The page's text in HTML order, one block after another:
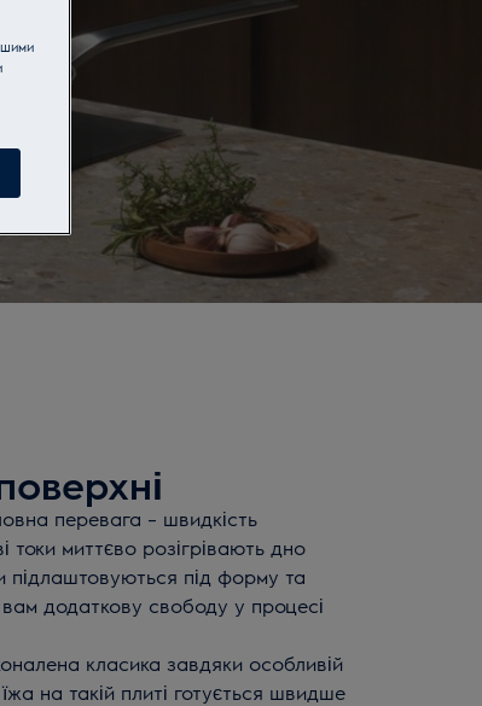
перевага – швидкість
токи миттєво розігрівають дно
підлаштовуються під форму та
додаткову свободу у процесі
класика завдяки особливій
на такій плиті готується швидше